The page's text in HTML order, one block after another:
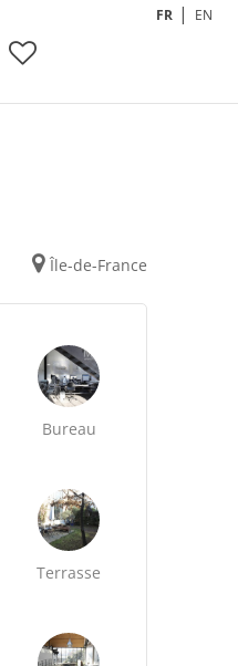
FR EN
Île-de-France
Bureau
Terrasse